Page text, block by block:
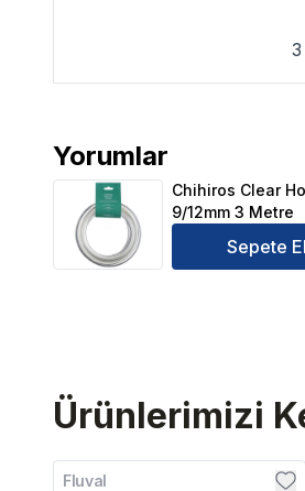
3
Yorumlar
Chihiros Clear Hose 9/12mm
Chihiros Clear
9/12mm 3 Metre
Sepete
Ürünlerimizi
Fluval